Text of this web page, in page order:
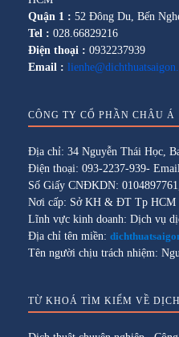
Quận 1 : 52 Đông Du, Bến
Tel : 028.66829216
Điện thoại : 0932237939
Email :
CÔNG TY CỔ PHẦN CHÂU Á
Địa chỉ: 34 Nguyễn Thái Học,
Điện thoại: 093-2237-939-
Số Giấy CNĐKDN:
Nơi cấp: Sở KH & ĐT Tp HCM
Lĩnh vực kinh doanh: Dịch vụ
Địa chỉ tên miền:
Tên người chịu trách nhiệm:
TỪ KHOÁ TÌM KIẾM VỀ